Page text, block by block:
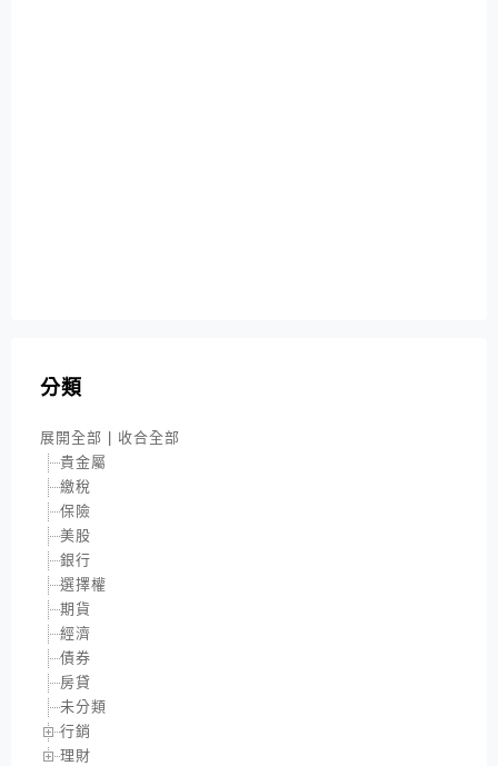
分類
展開全部
收合全部
貴金屬
繳稅
保險
美股
銀行
選擇權
期貨
經濟
債券
房貸
未分類
行銷
理財